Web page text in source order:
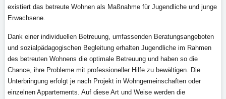
existiert das betreute Wohnen als Maßnahme für Jugendliche und junge
Erwachsene.
Dank einer individuellen Betreuung, umfassenden Beratungsangeboten
und sozialpädagogischen Begleitung erhalten Jugendliche im Rahmen
des betreuten Wohnens die optimale Betreuung und haben so die
Chance, ihre Probleme mit professioneller Hilfe zu bewältigen. Die
Unterbringung erfolgt je nach Projekt in Wohngemeinschaften oder
einzelnen Appartements. Auf diese Art und Weise werden die